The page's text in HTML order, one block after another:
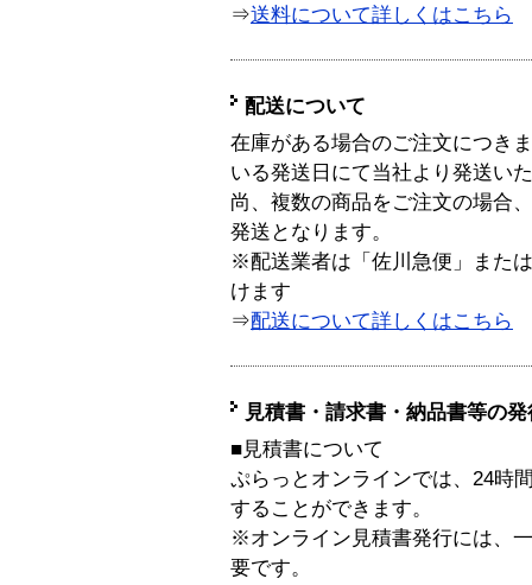
⇒送料について詳しくはこちら
配送について
在庫がある場合のご注文につき
いる発送日にて当社より発送い
尚、複数の商品をご注文の場合
発送となります。
※配送業者は「佐川急便」また
けます
⇒配送について詳しくはこちら
見積書・請求書・納品書等の
■見積書について
ぷらっとオンラインでは、24時
することができます。
※オンライン見積書発行には、
要です。